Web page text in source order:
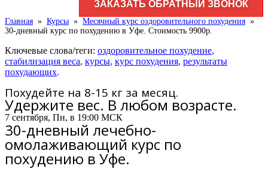
ЗАКАЗАТЬ ОБРАТНЫЙ ЗВОНОК
Главная » Курсы » Месячный курс оздоровительного похудения »
30-дневный курс по похудению в Уфе. Стоимость 9900р.
Ключевые слова/теги: оздоровительное похудение,
стабилизация веса, курсы, курс похудения, результаты
похудающих.
Похудейте на 8-15 кг за месяц.
Удержите вес. В любом возрасте.
7 сентября, Пн, в 19:00 МСК
30-дневный лечебно-
омолаживающий курс по
похудению в Уфе.